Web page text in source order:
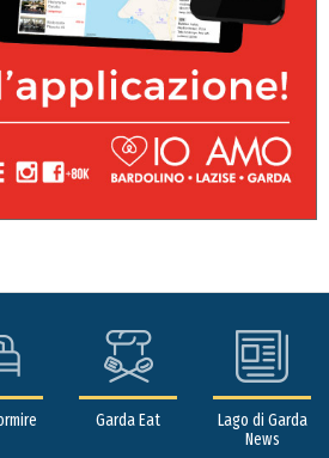
Garda Eat
Lago di Garda
News